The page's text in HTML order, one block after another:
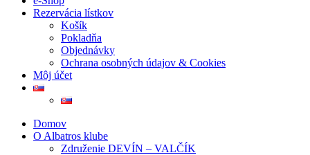
Rezervácia lístkov
Košík
Pokladňa
Objednávky
Ochrana osobných údajov & Cookies
Môj účet
Domov
O Albatros klube
Združenie DEVÍN – VALČÍK